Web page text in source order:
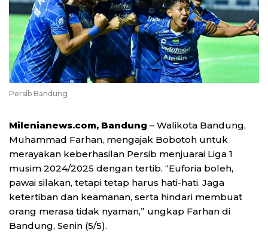
Persib Bandung
Milenianews.com, Bandung – Walikota Bandung,
Muhammad Farhan, mengajak Bobotoh untuk
merayakan keberhasilan Persib menjuarai Liga 1
musim 2024/2025 dengan tertib. “Euforia boleh,
pawai silakan, tetapi tetap harus hati-hati. Jaga
ketertiban dan keamanan, serta hindari membuat
orang merasa tidak nyaman,” ungkap Farhan di
Bandung, Senin (5/5).